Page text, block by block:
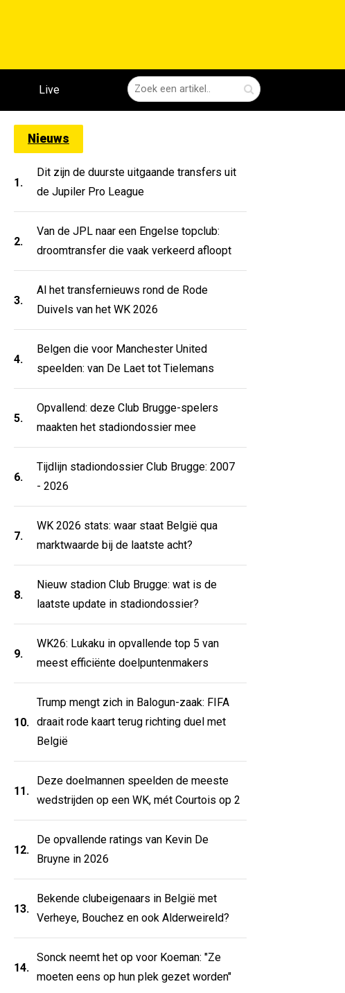
Live
Nieuws
1.
Dit zijn de duurste uitgaande transfers uit
de Jupiler Pro League
2.
Van de JPL naar een Engelse topclub:
droomtransfer die vaak verkeerd afloopt
3.
Al het transfernieuws rond de Rode
Duivels van het WK 2026
4.
Belgen die voor Manchester United
speelden: van De Laet tot Tielemans
5.
Opvallend: deze Club Brugge-spelers
maakten het stadiondossier mee
6.
Tijdlijn stadiondossier Club Brugge: 2007
- 2026
7.
WK 2026 stats: waar staat België qua
marktwaarde bij de laatste acht?
8.
Nieuw stadion Club Brugge: wat is de
laatste update in stadiondossier?
9.
WK26: Lukaku in opvallende top 5 van
meest efficiënte doelpuntenmakers
10.
Trump mengt zich in Balogun-zaak: FIFA
draait rode kaart terug richting duel met
België
11.
Deze doelmannen speelden de meeste
wedstrijden op een WK, mét Courtois op 2
12.
De opvallende ratings van Kevin De
Bruyne in 2026
13.
Bekende clubeigenaars in België met
Verheye, Bouchez en ook Alderweireld?
14.
Sonck neemt het op voor Koeman: "Ze
moeten eens op hun plek gezet worden"